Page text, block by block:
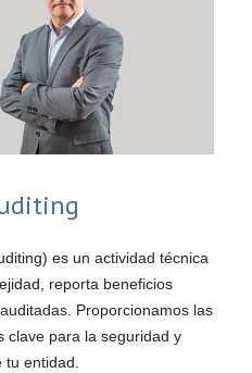
es un actividad técnica
reporta beneficios
Proporcionamos las
clave para la seguridad y
entidad.